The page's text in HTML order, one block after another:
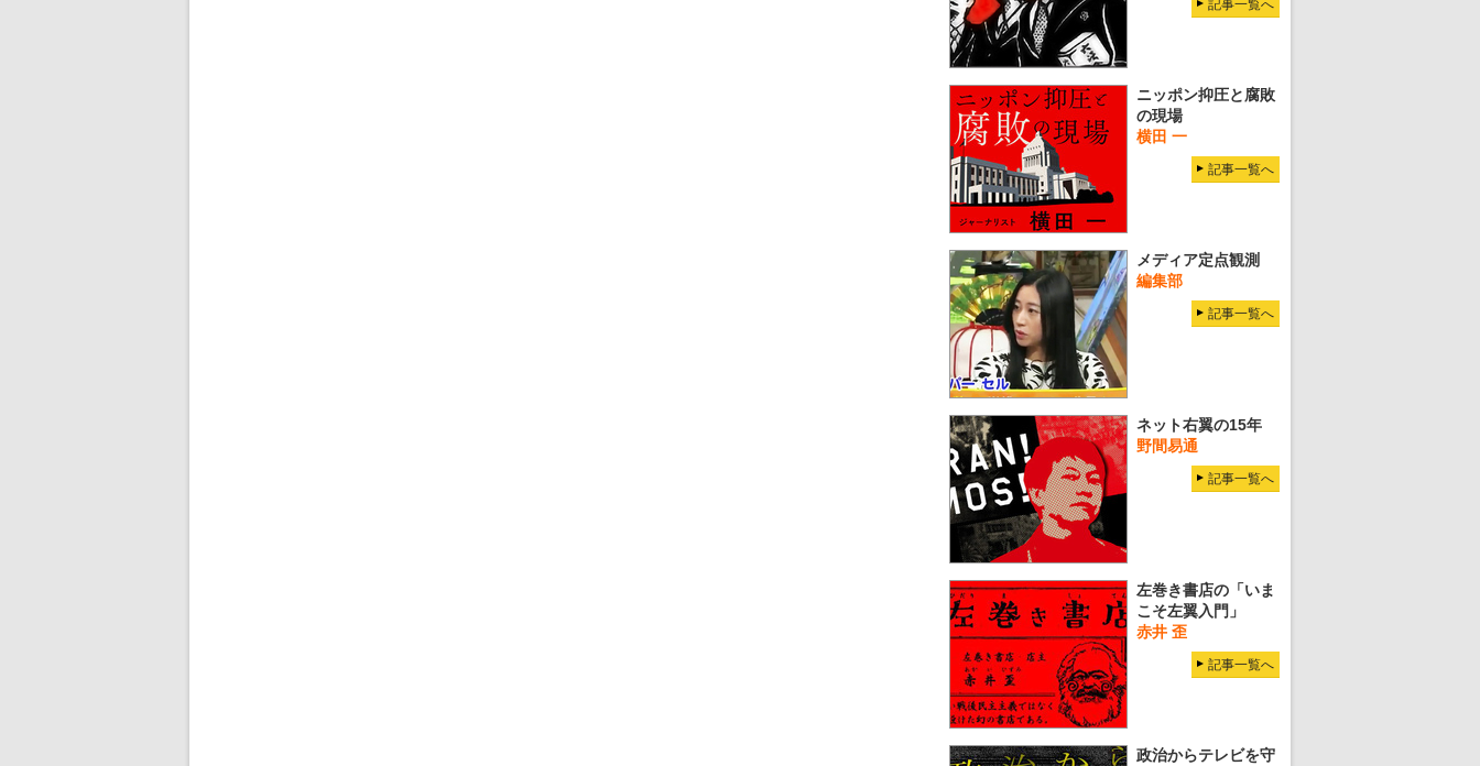
記事一覧へ
ニッポン抑圧と腐敗
の現場
横田 一
記事一覧へ
メディア定点観測
編集部
記事一覧へ
ネット右翼の15年
野間易通
記事一覧へ
左巻き書店の「いま
こそ左翼入門」
赤井 歪
記事一覧へ
政治からテレビを守